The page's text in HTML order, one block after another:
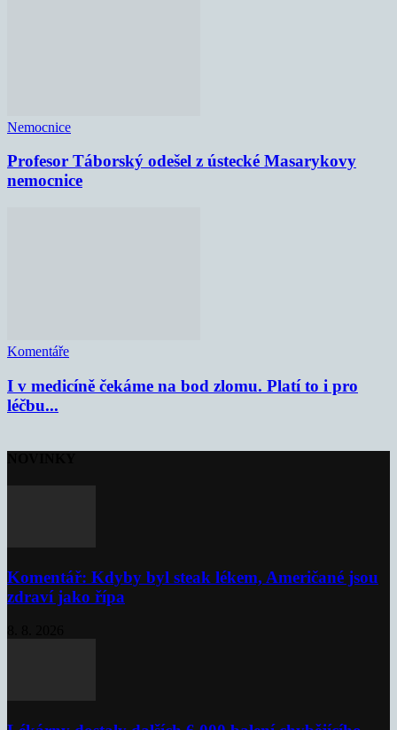
Nemocnice
Profesor Táborský odešel z ústecké Masarykovy
nemocnice
Komentáře
I v medicíně čekáme na bod zlomu. Platí to i pro
léčbu...
Komentář: Kdyby byl steak lékem, Američané jsou
zdraví jako řípa